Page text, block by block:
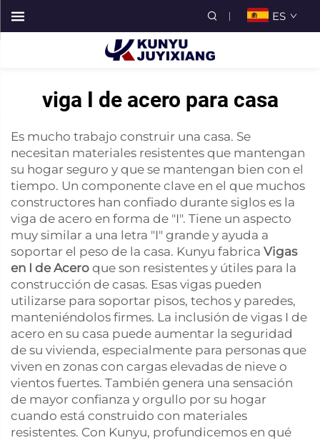
ES
viga I de acero para casa
Es mucho trabajo construir una casa. Se
necesitan materiales resistentes que mantengan
su hogar seguro y que se mantengan bien con el
tiempo. Un componente clave en el que muchos
constructores han confiado durante siglos es la
viga de acero en forma de "I". Tiene un aspecto
muy similar a una letra "I" grande y ayuda a
soportar el peso de la casa. Kunyu fabrica Vigas
en I de Acero que son resistentes y útiles para la
construcción de casas. Esas vigas pueden
utilizarse para soportar pisos, techos y paredes,
manteniéndolos firmes. La inclusión de vigas I de
acero en su casa puede aumentar la seguridad
de su vivienda, especialmente para personas que
viven en zonas con cargas elevadas de nieve o
vientos fuertes. También genera una sensación
de mayor confianza y orgullo por su hogar
cuando está construido con materiales
resistentes. Con Kunyu, profundicemos en qué